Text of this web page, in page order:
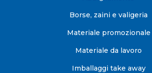
Borse, zaini e valigeria
Materiale promozionale
Materiale da lavoro
Imballaggi take away